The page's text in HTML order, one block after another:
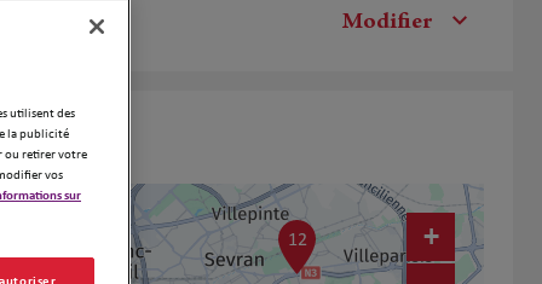
Modifier
12 +
utilisent des
la publicité
ou retirer votre
vos
sur